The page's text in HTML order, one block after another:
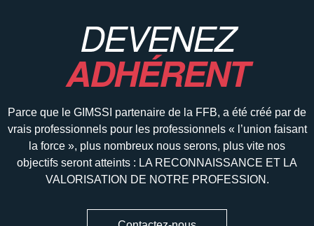
DEVENEZ
ADHÉRENT
Parce que le GIMSSI partenaire de la FFB, a été créé par de
vrais professionnels pour les professionnels « l’union faisant
la force », plus nombreux nous serons, plus vite nos
objectifs seront atteints : LA RECONNAISSANCE ET LA
VALORISATION DE NOTRE PROFESSION.